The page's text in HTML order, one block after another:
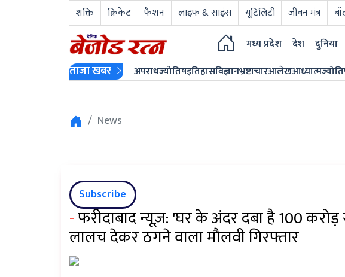
शक्ति क्रिकेट फैशन लाइफ & साइंस यूटिलिटी जीवन मंत्र
मध्य प्रदेश
देश दुनिया
ताजा खबर अपराधज्योतिषइतिहासविज्ञानभ्रष्टाचारआलेखआध्यात्म
News
Subscribe
-फरीदाबाद न्यूज़: 'घर के अंदर दबा है 100
लालच देकर ठगने वाला मौलवी गिरफ्तार